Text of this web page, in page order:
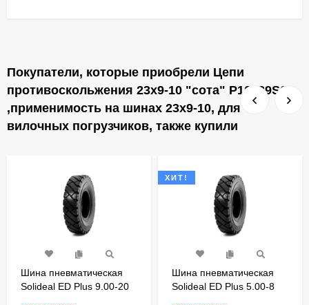
Покупатели, которые приобрели Цепи
противоскольжения 23x9-10 "сота" P10239S6
,применимость на шинах 23x9-10, для
вилочных погрузчиков, также купили
Шина пневматическая
Solideal ED Plus 9.00-20
ХИТ!
Шина пневматическая
Solideal ED Plus 5.00-8